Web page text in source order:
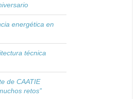
energética en
técnica
de CAATIE
retos”